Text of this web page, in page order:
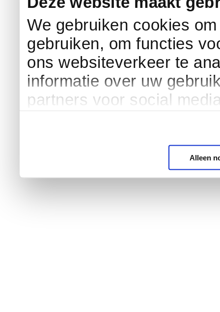
We gebruiken cookies
gebruiken, om functies
ons websiteverkeer te
informatie over uw
partners voor social
Alleen